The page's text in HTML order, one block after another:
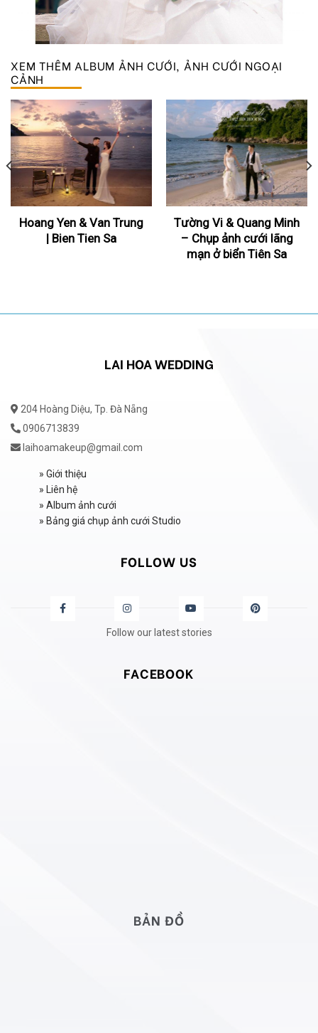
XEM THÊM ALBUM ẢNH CƯỚI, ẢNH CƯỚI NGOẠI
CẢNH
Hoang Yen & Van Trung
| Bien Tien Sa
Tường Vi & Quang Minh
– Chụp ảnh cưới lãng
mạn ở biển Tiên Sa
LAI HOA WEDDING
204 Hoàng Diệu, Tp. Đà Nẵng
0906713839
laihoamakeup@gmail.com
» Giới thiệu
» Liên hệ
» Album ảnh cưới
» Bảng giá chụp ảnh cưới Studio
FOLLOW US
Follow our latest stories
FACEBOOK
BẢN ĐỒ